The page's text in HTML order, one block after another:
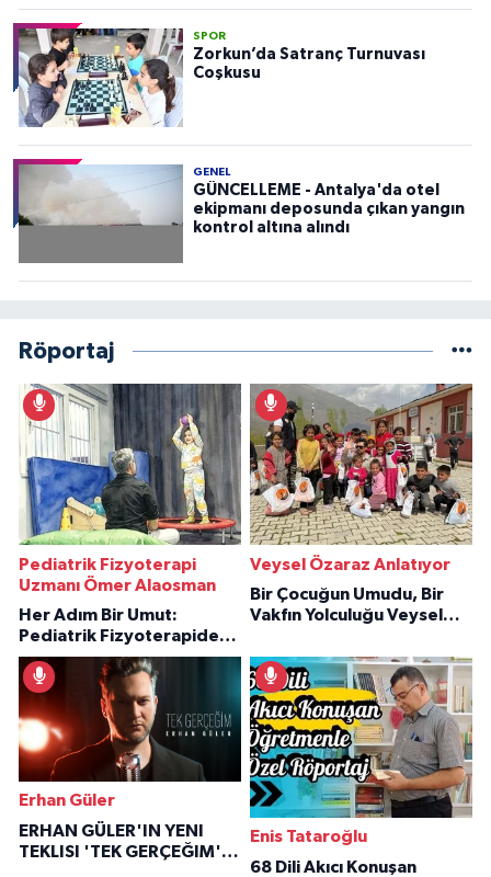
SPOR
Zorkun’da Satranç Turnuvası
Coşkusu
GENEL
GÜNCELLEME - Antalya'da otel
ekipmanı deposunda çıkan yangın
kontrol altına alındı
Röportaj
Pediatrik Fizyoterapi
Uzmanı Ömer Alaosman
Her Adım Bir Umut:
Pediatrik Fizyoterapiden
İlham Veren Hikâyeler
Veysel Özaraz Anlatıyor
Bir Çocuğun Umudu, Bir
Vakfın Yolculuğu Veysel
Erhan Güler
ERHAN GÜLER'IN YENI
TEKLISI 'TEK GERÇEĞIM'LE
Enis Tataroğlu
68 Dili Akıcı Konuşan